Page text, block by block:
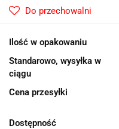
Do przechowalni
Ilość w opakowaniu
Standarowo, wysyłka w
ciągu
Cena przesyłki
Dostępność